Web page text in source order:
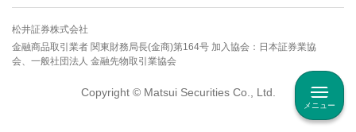
メニュー
松井証券株式会社
金融商品取引業者 関東財務局長(金商)第164号 加入協会：日本証券業協
会、一般社団法人 金融先物取引業協会
Copyright © Matsui Securities Co., Ltd.